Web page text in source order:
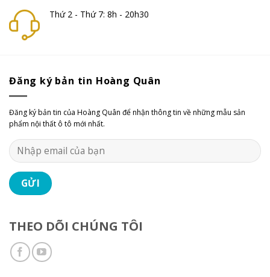
Thứ 2 - Thứ 7: 8h - 20h30
Đăng ký bản tin Hoàng Quân
Đăng ký bản tin của Hoàng Quân để nhận thông tin về những mẫu sản
phẩm nội thất ô tô mới nhất.
THEO DÕI CHÚNG TÔI